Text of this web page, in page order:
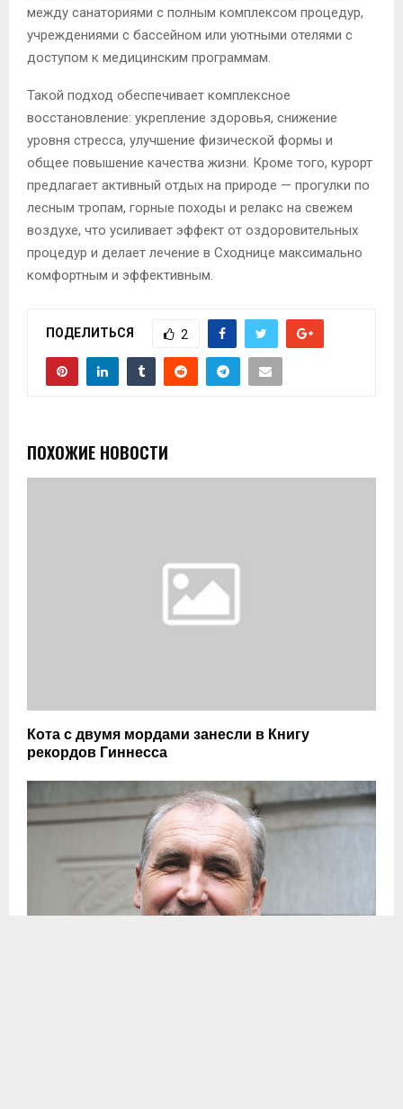
между санаториями с полным комплексом процедур,
учреждениями с бассейном или уютными отелями с
доступом к медицинским программам.
Такой подход обеспечивает комплексное
восстановление: укрепление здоровья, снижение
уровня стресса, улучшение физической формы и
общее повышение качества жизни. Кроме того, курорт
предлагает активный отдых на природе — прогулки по
лесным тропам, горные походы и релакс на свежем
воздухе, что усиливает эффект от оздоровительных
процедур и делает лечение в Сходнице максимально
комфортным и эффективным.
ПОДЕЛИТЬСЯ 2
ПОХОЖИЕ НОВОСТИ
Кота с двумя мордами занесли в Книгу
рекордов Гиннесса